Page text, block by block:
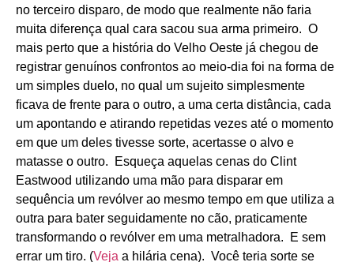
no terceiro disparo, de modo que realmente não faria
muita diferença qual cara sacou sua arma primeiro. O
mais perto que a história do Velho Oeste já chegou de
registrar genuínos confrontos ao meio-dia foi na forma de
um simples duelo, no qual um sujeito simplesmente
ficava de frente para o outro, a uma certa distância, cada
um apontando e atirando repetidas vezes até o momento
em que um deles tivesse sorte, acertasse o alvo e
matasse o outro. Esqueça aquelas cenas do Clint
Eastwood utilizando uma mão para disparar em
sequência um revólver ao mesmo tempo em que utiliza a
outra para bater seguidamente no cão, praticamente
transformando o revólver em uma metralhadora. E sem
errar um tiro. (Veja a hilária cena). Você teria sorte se